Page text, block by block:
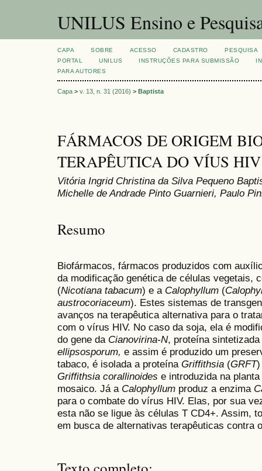
UNILUS Ensino e
CAPA SOBRE ACESSO CADASTRO
PESQUISA
PORTAL
UNILUS INSTRUÇÕES PARA SUBMISSÃO
PARA AUTORES
Capa > v. 13, n. 31 (2016) > Baptista
FÁRMACOS DE ORIGEM
TERAPÊUTICA DO VÍUS HIV
Vitória Ingrid Christina da Silva Pequeno
Michelle de Andrade Pinto Guarnieri, Paulo
Resumo
Biofármacos, fármacos produzidos com
da modificação genética de células vegetais,
(Nicotiana tabacum) e a Calophyllum (
austrocoriaceum). Estes sistemas de
avanços na terapêutica alternativa para o
com o vírus HIV. No caso da soja, ela é
do gene da Cianovirina-N, proteína
ellipsosporum, e assim é produzido um
tabaco, é isolada a proteína Griffithsia (GRFT)
Griffithsia corallinoides e introduzida na
mosaico. Já a Calophyllum produz a enzima
para o combate do vírus HIV. Elas, por sua
esta não se ligue às células T CD4+. Assim,
em busca de alternativas terapêuticas contra